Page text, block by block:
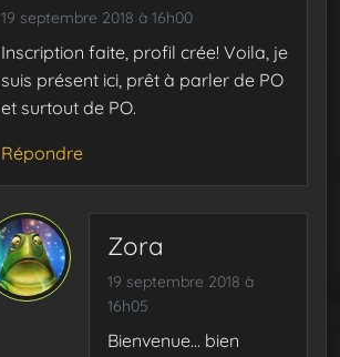
19 septembre 2018 à 16h00
Inscription faite, profil crée! Voila, je
suis présent ici, prêt à parler de PO
et surtout de PO.
Répondre
Zora
19 septembre 2018 à
16h05
Bienvenue… bien